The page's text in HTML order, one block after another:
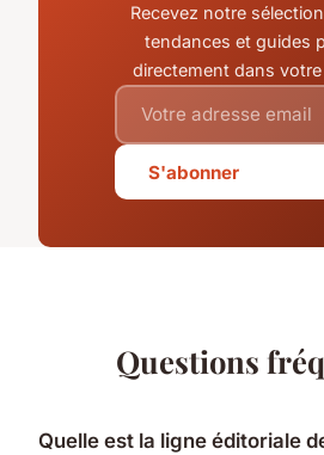
Recevez notre
tendances et guides
directement dans
S'abonner
Questions
Quelle est la ligne éditoriale